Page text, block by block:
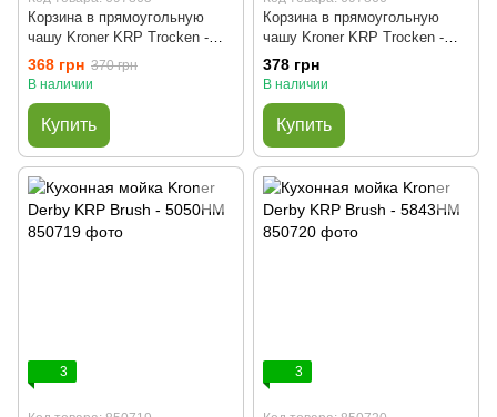
Корзина в прямоугольную
чашу Kroner KRP Trocken -
014
368 грн 370 грн
В наличии
Купить
Корзина в прямоугольную
чашу Kroner KRP Trocken -
024
378 грн
В наличии
Купить
3 3